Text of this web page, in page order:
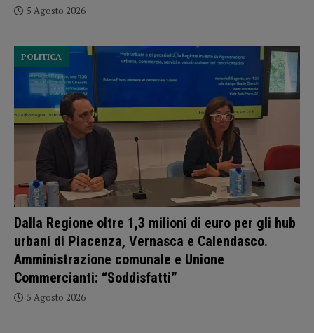
5 Agosto 2026
Dalla Regione oltre 1,3 milioni di euro per gli hub
urbani di Piacenza, Vernasca e Calendasco.
Amministrazione comunale e Unione
Commercianti: “Soddisfatti”
POLITICA
5 Agosto 2026